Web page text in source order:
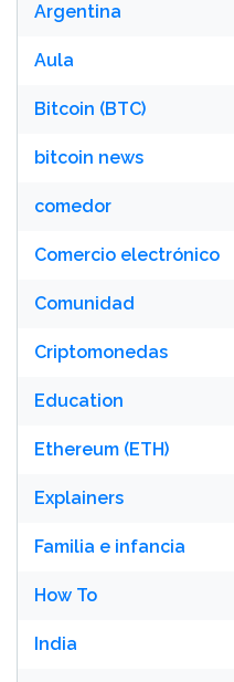
Argentina
Aula
Bitcoin (BTC)
bitcoin news
comedor
Comercio electrónico
Comunidad
Criptomonedas
Education
Ethereum (ETH)
Explainers
Familia e infancia
How To
India